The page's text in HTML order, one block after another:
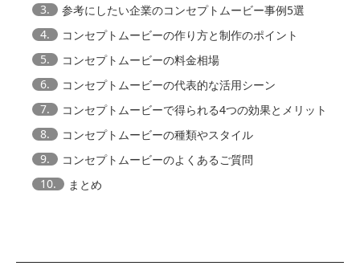
3.
参考にしたい企業のコンセプトムービー事例5選
4.
コンセプトムービーの作り方と制作のポイント
5.
コンセプトムービーの料金相場
6.
コンセプトムービーの代表的な活用シーン
7.
コンセプトムービーで得られる4つの効果とメリット
8.
コンセプトムービーの種類やスタイル
9.
コンセプトムービーのよくあるご質問
10.
まとめ